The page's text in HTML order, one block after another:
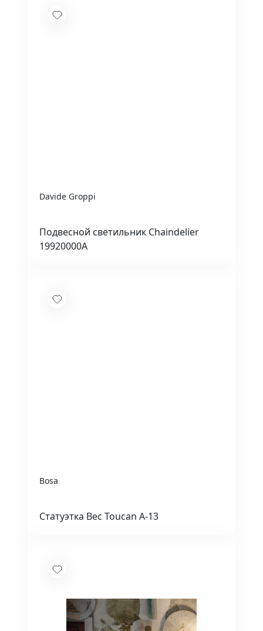
Davide Groppi
Подвесной светильник Chaindelier
19920000A
Bosa
Статуэтка Bec Toucan A-13